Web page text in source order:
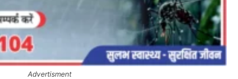
Advertisment